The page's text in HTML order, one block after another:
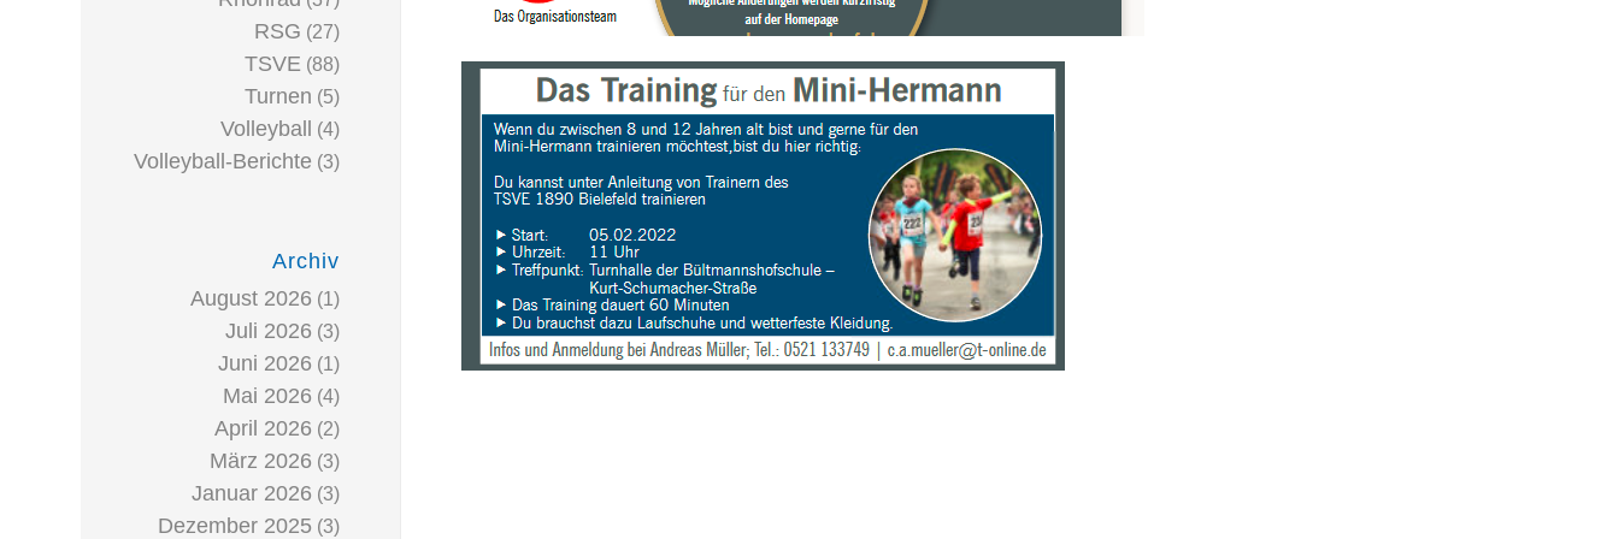
RSG (27)
TSVE (88)
Turnen (5)
Volleyball (4)
Volleyball-Berichte (3)
Archiv
August 2026 (1)
Juli 2026 (3)
Juni 2026 (1)
Mai 2026 (4)
April 2026 (2)
März 2026 (3)
Januar 2026 (3)
Dezember 2025 (3)